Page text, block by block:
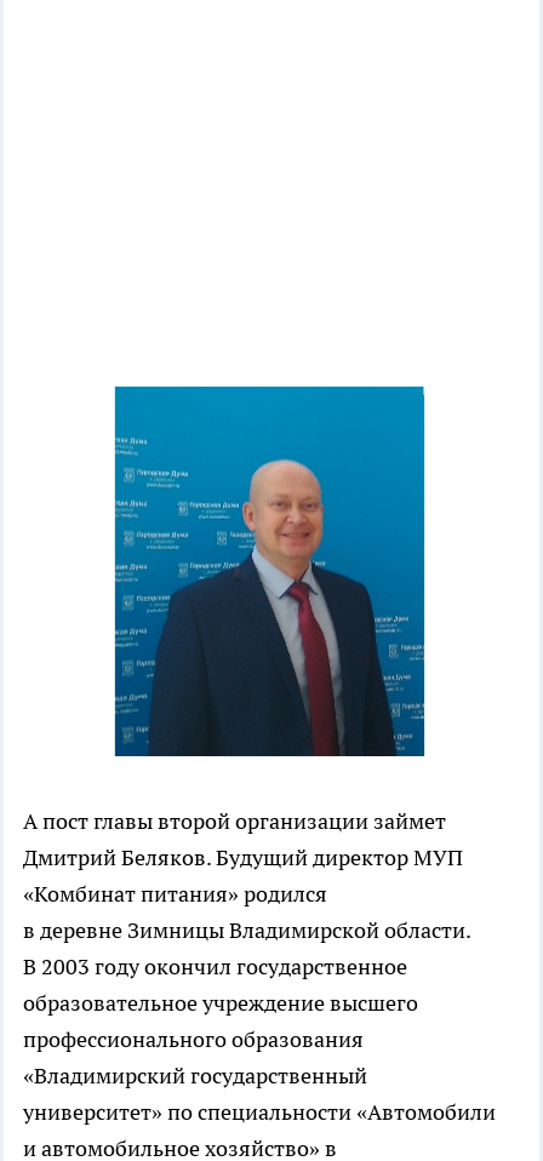
А пост главы второй организации займет
Дмитрий Беляков. Будущий директор МУП
«Комбинат питания» родился
в деревне Зимницы Владимирской области.
В 2003 году окончил государственное
образовательное учреждение высшего
профессионального образования
«Владимирский государственный
университет» по специальности «Автомобили
и автомобильное хозяйство» в